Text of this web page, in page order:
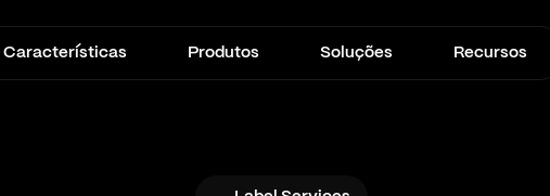
Características Produtos Soluções Recursos